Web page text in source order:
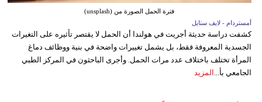
فترة الحمل الصورة من (unsplash)
أمستردام - لايف ستايل
كشفت دراسة حديثة أجريت في هولندا أن الحمل لا يقتصر تأثيره على التغيرات
الجسدية المعروفة فقط، بل يشمل تغييرات واضحة في بنية ووظائف دماغ
المرأة تختلف باختلاف عدد مرات الحمل. وأجرى الباحثون في المركز الطبي
الجامعي بأ... المزيد